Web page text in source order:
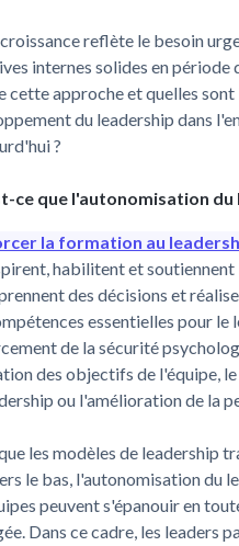
reflète le besoin
internes solides en
cette approche et quelles
du leadership dans
?
ce que l'autonomisation du
la formation au
habilitent et
des décisions et
essentielles pour
de la sécurité
des objectifs de l'équipe,
ou l'amélioration de la
les modèles de leadership
le bas, l'autonomisation du
peuvent s'épanouir en
Dans ce cadre, les leaders